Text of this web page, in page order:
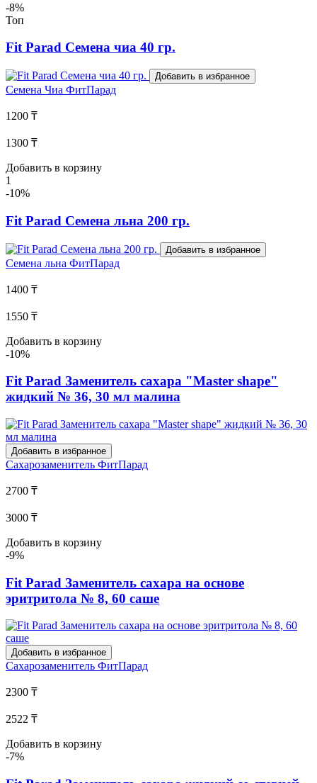
-8%
Топ
Fit Parad Семена чиа 40 гр.
Добавить в избранное
Семена Чиа ФитПарад
1200 ₸
1300 ₸
Добавить в корзину
1
-10%
Fit Parad Семена льна 200 гр.
Добавить в избранное
Семена льна ФитПарад
1400 ₸
1550 ₸
Добавить в корзину
-10%
Fit Parad Заменитель сахара "Master shape"
жидкий № 36, 30 мл малина
Добавить в избранное
Сахарозаменитель ФитПарад
2700 ₸
3000 ₸
Добавить в корзину
-9%
Fit Parad Заменитель сахара на основе
эритритола № 8, 60 саше
Добавить в избранное
Сахарозаменитель ФитПарад
2300 ₸
2522 ₸
Добавить в корзину
-7%